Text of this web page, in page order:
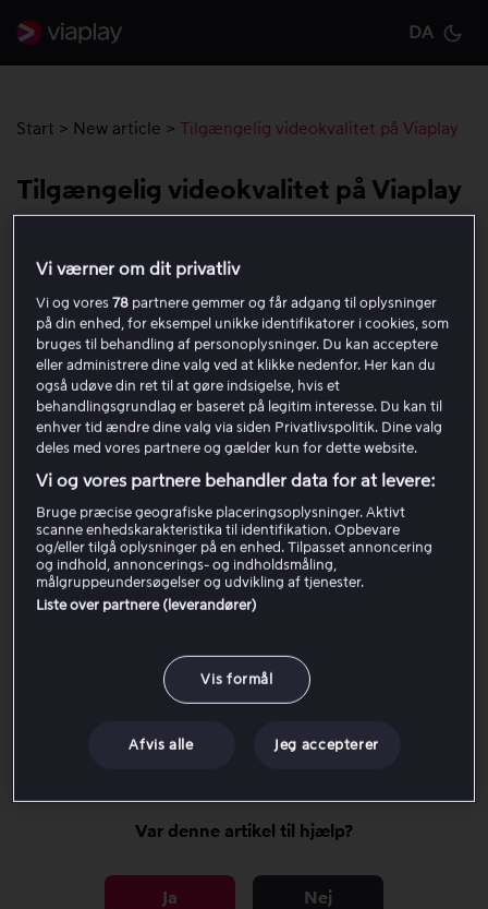
DA
Start > New article > Tilgængelig videokvalitet på Viaplay
Tilgængelig videokvalitet på Viaplay
der er tilgængelige for forskellige typer indhold på
Viaplay. Bemærk, at undtagelser for den højeste
tilgængelige kvalitet kan forekomme, da
internetforbindelsen og kompatibiliteten af den enhed,
du bruger, altid påvirker videokvaliteten.
Live-sport og nogle tv-
serier og film
Full HD (1080p) De fleste tv-serier og film
Ultra HD (UHD, 4K)
Udvalgte film, serier og
sportsbegivenheder
Krav for højest mulig kvalitet
Var denne artikel til hjælp?
Ja Nej
Vi værner om dit privatliv
Vi og vores78 partnere gemmer og får adgang til oplysninger
på din enhed, for eksempel unikke identifikatorer i cookies, som
bruges til behandling af personoplysninger. Du kan acceptere
eller administrere dine valg ved at klikke nedenfor. Her kan du
også udøve din ret til at gøre indsigelse, hvis et
behandlingsgrundlag er baseret på legitim interesse. Du kan til
enhver tid ændre dine valg via siden Privatlivspolitik. Dine valg
deles med vores partnere og gælder kun for dette website.
Vi og vores partnere behandler data for at levere:
Bruge præcise geografiske placeringsoplysninger. Aktivt
scanne enhedskarakteristika til identifikation. Opbevare
og/eller tilgå oplysninger på en enhed. Tilpasset annoncering
og indhold, annoncerings- og indholdsmåling,
målgruppeundersøgelser og udvikling af tjenester.
Liste over partnere (leverandører)
Vis formål
Afvis alle Jeg accepterer